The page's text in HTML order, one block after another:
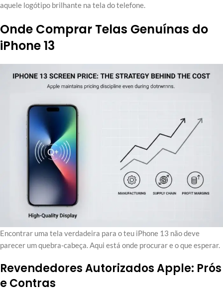
aquele logótipo brilhante na tela do telefone.
Onde Comprar Telas Genuínas do
iPhone 13
Encontrar uma tela verdadeira para o teu iPhone 13 não deve
parecer um quebra-cabeça. Aqui está onde procurar e o que esperar.
Revendedores Autorizados Apple: Prós
e Contras